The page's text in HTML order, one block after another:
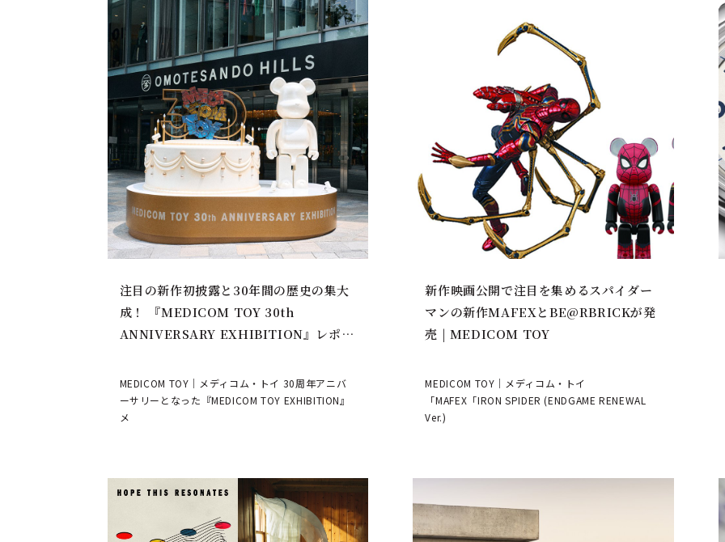
注目の新作初披露と30年間の歴史の集大
成！ 『MEDICOM TOY 30th
ANNIVERSARY EXHIBITION』レポー
MEDICOM TOY｜メディコム・トイ 30周年アニバ
ーサリーとなった『MEDICOM TOY EXHIBITION』
メ
新作映画公開で注目を集めるスパイダー
マンの新作MAFEXとBE@RBRICKが発
売 | MEDICOM TOY
MEDICOM TOY｜メディコム・トイ
「MAFEX「IRON SPIDER (ENDGAME RENEWAL
Ver.)